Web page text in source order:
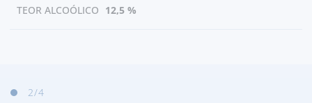
TEOR ALCOÓLICO 12,5 %
2/4